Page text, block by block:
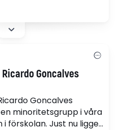
Goncalves
Goncalves
minoritetsgrupp i våra
förskolan. Just nu ligger